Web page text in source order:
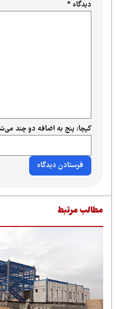
دیدگاه*
کپچا: پنج به اضافه دو چند می‌شود؟*
مرتبط